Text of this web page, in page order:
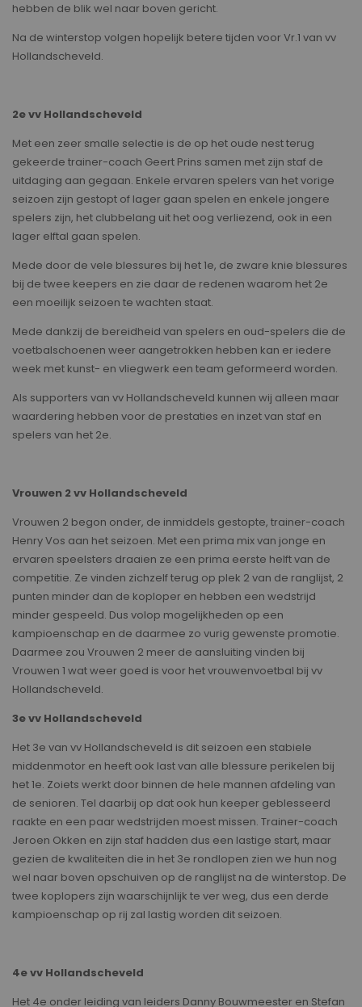
hebben de blik wel naar boven gericht.
Na de winterstop volgen hopelijk betere tijden voor Vr.1 van vv
Hollandscheveld.
2e vv Hollandscheveld
Met een zeer smalle selectie is de op het oude nest terug
gekeerde trainer-coach Geert Prins samen met zijn staf de
uitdaging aan gegaan. Enkele ervaren spelers van het vorige
seizoen zijn gestopt of lager gaan spelen en enkele jongere
spelers zijn, het clubbelang uit het oog verliezend, ook in een
lager elftal gaan spelen.
Mede door de vele blessures bij het 1e, de zware knie blessures
bij de twee keepers en zie daar de redenen waarom het 2e
een moeilijk seizoen te wachten staat.
Mede dankzij de bereidheid van spelers en oud-spelers die de
voetbalschoenen weer aangetrokken hebben kan er iedere
week met kunst- en vliegwerk een team geformeerd worden.
Als supporters van vv Hollandscheveld kunnen wij alleen maar
waardering hebben voor de prestaties en inzet van staf en
spelers van het 2e.
Vrouwen 2 vv Hollandscheveld
Vrouwen 2 begon onder, de inmiddels gestopte, trainer-coach
Henry Vos aan het seizoen. Met een prima mix van jonge en
ervaren speelsters draaien ze een prima eerste helft van de
competitie. Ze vinden zichzelf terug op plek 2 van de ranglijst, 2
punten minder dan de koploper en hebben een wedstrijd
minder gespeeld. Dus volop mogelijkheden op een
kampioenschap en de daarmee zo vurig gewenste promotie.
Daarmee zou Vrouwen 2 meer de aansluiting vinden bij
Vrouwen 1 wat weer goed is voor het vrouwenvoetbal bij vv
Hollandscheveld.
3e vv Hollandscheveld
Het 3e van vv Hollandscheveld is dit seizoen een stabiele
middenmotor en heeft ook last van alle blessure perikelen bij
het 1e. Zoiets werkt door binnen de hele mannen afdeling van
de senioren. Tel daarbij op dat ook hun keeper geblesseerd
raakte en een paar wedstrijden moest missen. Trainer-coach
Jeroen Okken en zijn staf hadden dus een lastige start, maar
gezien de kwaliteiten die in het 3e rondlopen zien we hun nog
wel naar boven opschuiven op de ranglijst na de winterstop. De
twee koplopers zijn waarschijnlijk te ver weg, dus een derde
kampioenschap op rij zal lastig worden dit seizoen.
4e vv Hollandscheveld
Het 4e onder leiding van leiders Danny Bouwmeester en Stefan